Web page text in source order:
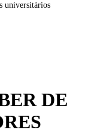
universitários
DE